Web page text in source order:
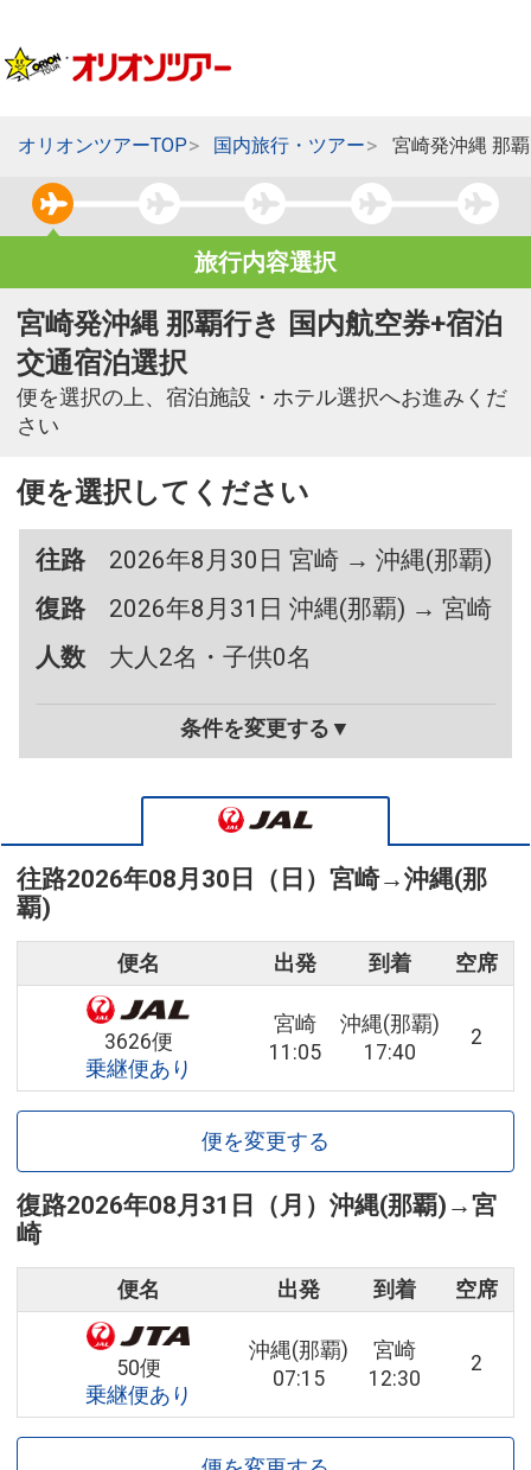
オリオンツアーTOP 国内旅行・ツアー 宮崎発沖縄 那
旅行内容選択
宮崎発沖縄 那覇行き 国内航空券+宿泊
交通宿泊選択
便を選択の上、宿泊施設・ホテル選択へお進みくだ
さい
便を選択してください
往路
2026年8月30日 宮崎 → 沖縄(那覇)
復路
2026年8月31日 沖縄(那覇) → 宮崎
人数
大人2名・子供0名
条件を変更する▼
往路2026年08月30日（日） 宮崎→沖縄(那
覇)
便名 出発 到着 空席
3626便
乗継便あり
宮崎
11:05
沖縄(那覇)
17:40
2
便を変更する
復路2026年08月31日（月） 沖縄(那覇) →宮
崎
便名 出発 到着 空席
50便
乗継便あり
沖縄(那覇)
07:15
宮崎
12:30
2